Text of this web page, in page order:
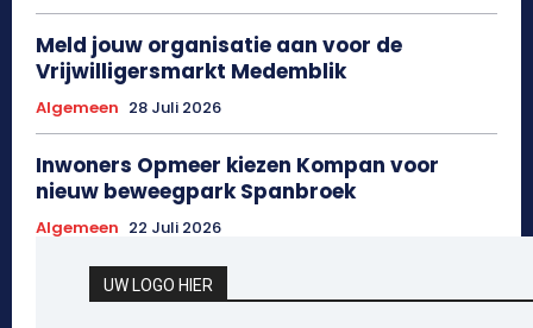
Meld jouw organisatie aan voor de
Vrijwilligersmarkt Medemblik
Algemeen 28 Juli 2026
Inwoners Opmeer kiezen Kompan voor
nieuw beweegpark Spanbroek
Algemeen 22 Juli 2026
UW LOGO HIER